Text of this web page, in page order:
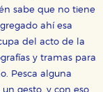
sabe que no tiene
ahí esa
del acto de la
y tramas para
Pesca alguna